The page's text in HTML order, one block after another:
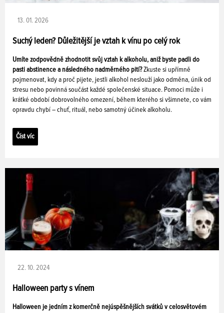
13. 01. 2026
Suchý leden? Důležitější je vztah k vínu po celý rok
Umíte zodpovědně zhodnotit svůj vztah k alkoholu, aniž byste padli do
pasti abstinence a následného nadměrného pití?Zkuste si upřímně
pojmenovat, kdy a proč pijete, jestli alkohol neslouží jako odměna, únik od
stresu nebo povinná součást každé společenské situace. Pomoci může i
krátké období dobrovolného omezení, během kterého si všimnete, co vám
opravdu chybí – chuť, rituál, nebo samotný účinek alkoholu.
Číst víc
22. 10. 2024
Halloween party s vínem
Halloween je jedním z komerčně nejúspěšnějších svátků v celosvětovém